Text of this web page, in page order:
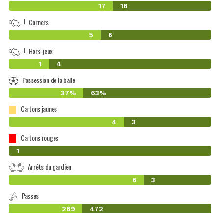
17 16
Corners
5 6
Hors-jeux
1 4
Possession de la balle
37% 63%
Cartons jaunes
4 3
Cartons rouges
0
1
Arrêts du gardien
6 3
Passes
269 472